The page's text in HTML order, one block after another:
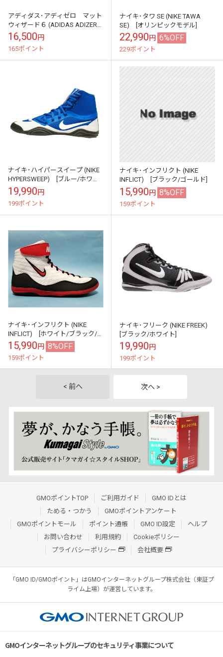
アディダス･アディゼロ マット
ウィザード６ (ADIDAS ADIZERO
MATWIZARD6) [ブラック]
16,500円
165ポイント
ナイキ･タワ SE (NIKE TAWA
SE) [オリンピックモデル]
22,990円 6%OFF
229ポイント
ナイキ･ハイパースイープ (NIKE
HYPERSWEEP) [ブルー/ホワイ
ト]
19,990円
199ポイント
ナイキ･インフリクト (NIKE
INFLICT) [ブラック/ゴールド]
15,990円 8%OFF
159ポイント
ナイキ･インフリクト (NIKE
INFLICT) [ホワイト/ブラック/
レッド]
15,990円 8%OFF
159ポイント
ナイキ･フリーク (NIKE FREEK)
[ブラック/ホワイト]
19,990円
199ポイント
< 前へ 次へ >
GMOポイントTOP ご利用ガイド
GMO IDとは
ためる・つかう
GMOポイントアンケート
GMOポイントモール
ポイント通帳 GMO ID設定
ヘルプ
お問い合わせ
利用規約
Cookieポリシー
プライバシーポリシー
会社概要
「GMO ID/GMOポイント」はGMOインターネットグループ株式会社（東証プ
ライム上場）が運営しています。
GMOインターネットグループのセキュリティ事業について